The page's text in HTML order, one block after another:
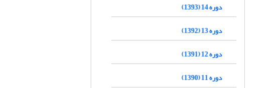
دوره 14 (1393)
دوره 13 (1392)
دوره 12 (1391)
دوره 11 (1390)